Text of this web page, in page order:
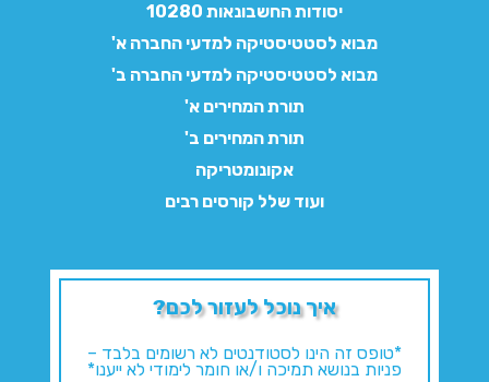
יסודות החשבונאות 10280
מבוא לסטטיסטיקה למדעי החברה א'
מבוא לסטטיסטיקה למדעי החברה ב'
תורת המחירים א'
תורת המחירים ב'
אקונומטריקה
ועוד שלל קורסים רבים
איך נוכל לעזור לכם?
*טופס זה הינו לסטודנטים לא רשומים בלבד –
פניות בנושא תמיכה ו/או חומר לימודי לא ייענו*